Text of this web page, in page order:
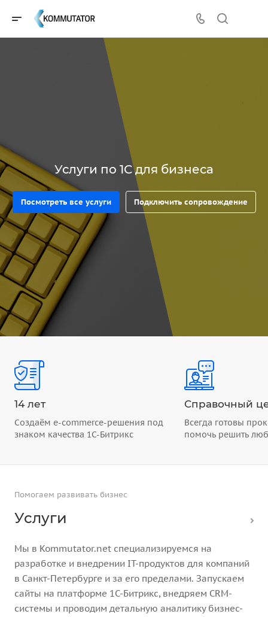
Услуги по 1С для бизнеса
Посмотреть все услуги Подключить сопровождение
14 лет
Создаём e-commerce-решения под
знаком качества 1С-Битрикс
Справочный
Всегда готовы
помочь решить
Помогаем развивать бизнес
Услуги
Мы в Kommutator.net специализируемся на
разработке и внедрении IT-продуктов для компаний
в Санкт-Петербурге и за его пределами. Запускаем
сайты на платформе 1С-Битрикс, внедряем CRM-
системы и проводим детальную аналитику бизнес-